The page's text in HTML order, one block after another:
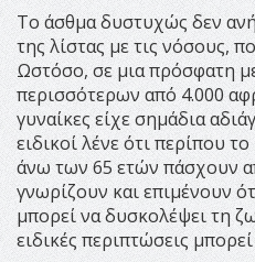
Το άσθμα δυστυχώς δεν
της λίστας με τις νόσους,
Ωστόσο, σε μια πρόσφατη
περισσότερων από 4.000
γυναίκες είχε σημάδια
ειδικοί λένε ότι περίπου
άνω των 65 ετών πάσχουν
γνωρίζουν και επιμένουν
μπορεί να δυσκολέψει τη
ειδικές περιπτώσεις